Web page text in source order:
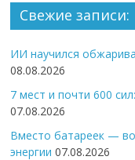
Свежие записи:
ИИ научился
08.08.2026
7 мест и почти 600
07.08.2026
Вместо батареек —
энергии 07.08.2026